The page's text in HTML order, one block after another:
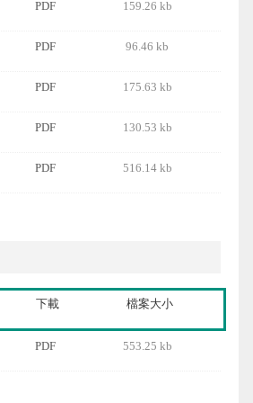
PDF 159.26 kb
PDF 96.46 kb
PDF 175.63 kb
PDF 130.53 kb
PDF 516.14 kb
下載 檔案大小
PDF 553.25 kb